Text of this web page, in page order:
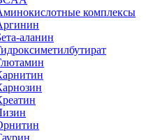
комплексы
аланин